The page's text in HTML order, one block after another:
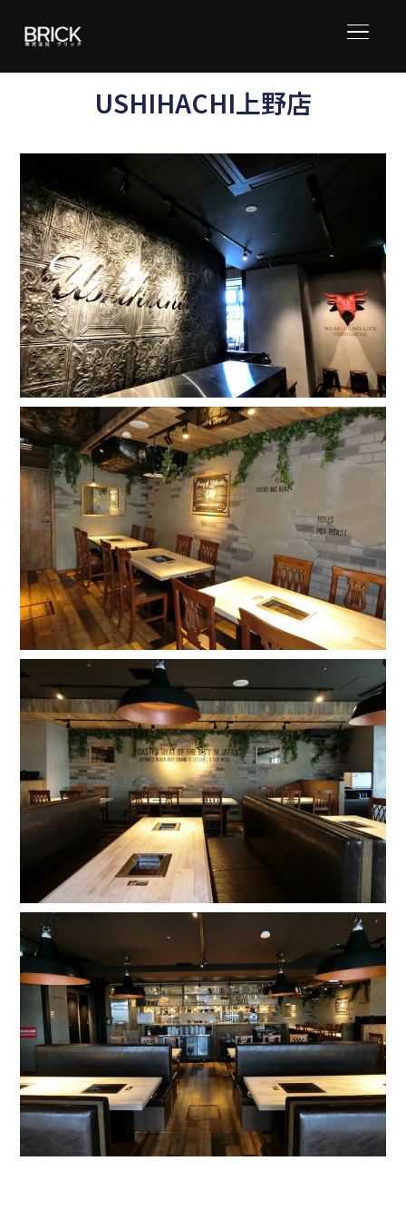
サイド
USHIHACHI上野店